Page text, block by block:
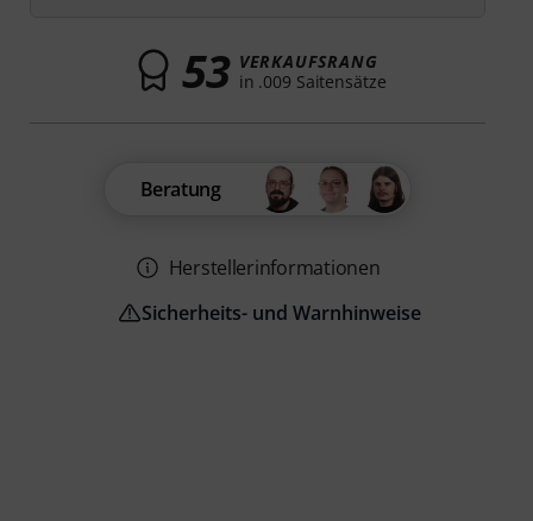
53 VERKAUFSRANG
in .009 Saitensätze
Beratung
Herstellerinformationen
Sicherheits- und Warnhinweise